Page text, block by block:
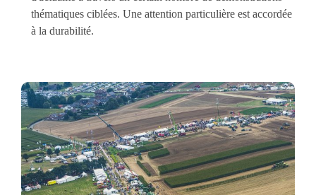
thématiques ciblées. Une attention particulière est accordée
à la durabilité.